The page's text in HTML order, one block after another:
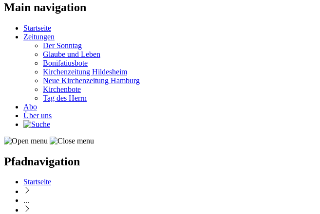
Main navigation
Startseite
Zeitungen
Der Sonntag
Glaube und Leben
Bonifatiusbote
Kirchenzeitung Hildesheim
Neue Kirchenzeitung Hamburg
Kirchenbote
Tag des Herrn
Abo
Über uns
Pfadnavigation
Startseite
...